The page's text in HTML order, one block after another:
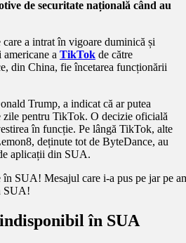
de securitate națională când au
a intrat în vigoare duminică și
a TikTok de către
din China, fie încetarea funcționării
Trump, a indicat că ar putea
zile pentru TikTok. O decizie oficială
în funcție. Pe lângă TikTok, alte
deținute tot de ByteDance, au
aplicații din SUA.
SUA!
în SUA